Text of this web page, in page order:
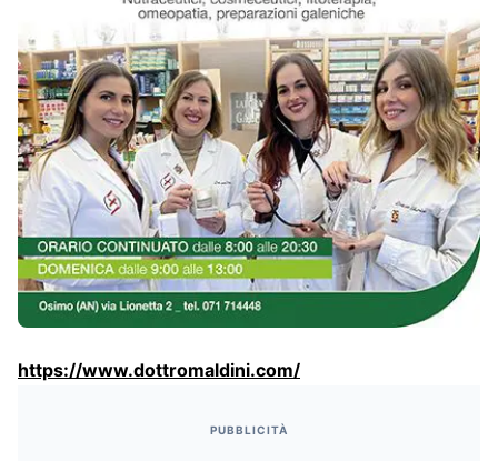
https://www.dottromaldini.com/
PUBBLICITÀ